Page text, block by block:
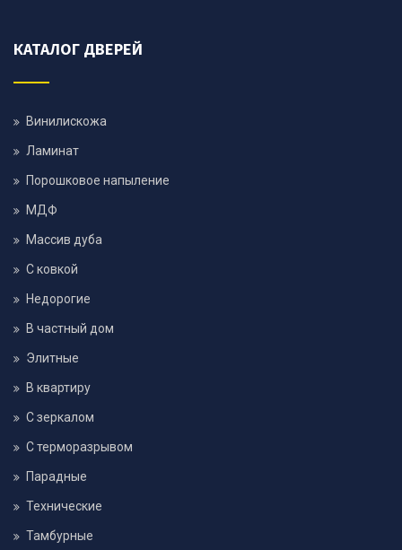
КАТАЛОГ ДВЕРЕЙ
Винилискожа
Ламинат
Порошковое напыление
МДФ
Массив дуба
С ковкой
Недорогие
В частный дом
Элитные
В квартиру
С зеркалом
С терморазрывом
Парадные
Технические
Тамбурные